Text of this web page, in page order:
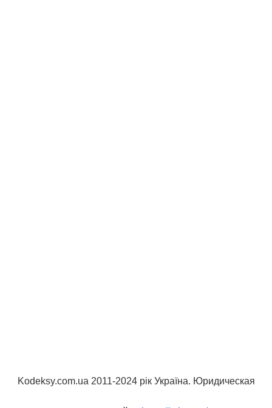
Kodeksy.com.ua 2011-2024 рік Україна. Юридическая